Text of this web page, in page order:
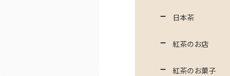
日本茶
紅茶のお店
紅茶のお菓子